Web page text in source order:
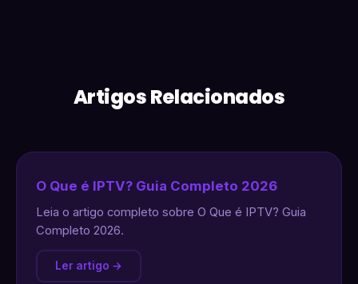
Artigos Relacionados
O Que é IPTV? Guia Completo 2026
Leia o artigo completo sobre O Que é IPTV? Guia
Completo 2026.
Ler artigo →